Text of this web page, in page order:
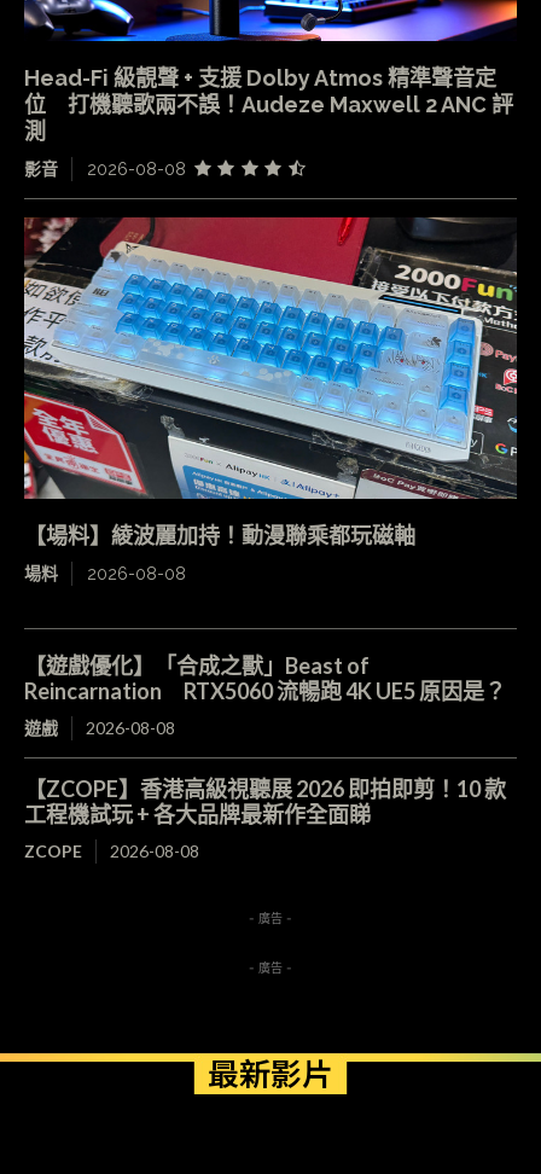
Head-Fi 級靚聲 + 支援 Dolby Atmos 精準聲音定
位 打機聽歌兩不誤！Audeze Maxwell 2 ANC 評
測
影音 2026-08-08
【場料】綾波麗加持！動漫聯乘都玩磁軸
場料 2026-08-08
【遊戲優化】「合成之獸」Beast of
Reincarnation RTX5060 流暢跑 4K UE5 原因是？
遊戲 2026-08-08
【ZCOPE】香港高級視聽展 2026 即拍即剪！10 款
工程機試玩 + 各大品牌最新作全面睇
ZCOPE 2026-08-08
- 廣告 -
- 廣告 -
最新影片